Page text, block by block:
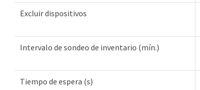
Excluir dispositivos
Intervalo de sondeo de inventario (mín.)
Tiempo de espera (s)